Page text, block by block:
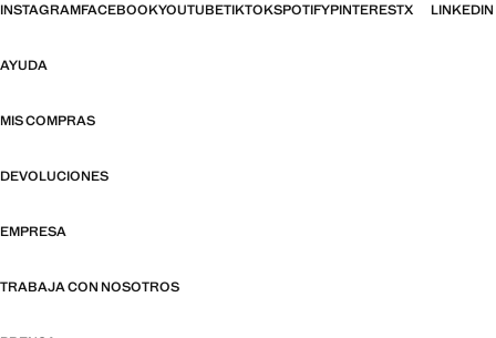
INSTAGRAMFACEBOOKYOUTUBETIKTOKSPOTIFYPINTERESTX LINKEDIN
AYUDA
MIS COMPRAS
DEVOLUCIONES
EMPRESA
TRABAJA CON NOSOTROS